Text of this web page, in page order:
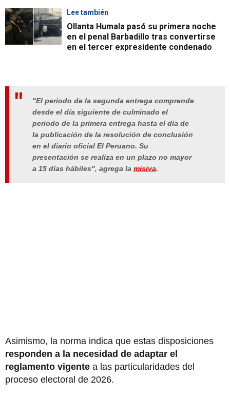
Lee también
Ollanta Humala pasó su primera noche
en el penal Barbadillo tras convertirse
en el tercer expresidente condenado
"El periodo de la segunda entrega comprende
desde el día siguiente de culminado el
periodo de la primera entrega hasta el día de
la publicación de la resolución de conclusión
en el diario oficial El Peruano. Su
presentación se realiza en un plazo no mayor
a 15 días hábiles", agrega la misiva.
Asimismo, la norma indica que estas disposiciones
responden a la necesidad de adaptar el
reglamento vigente a las particularidades del
proceso electoral de 2026.